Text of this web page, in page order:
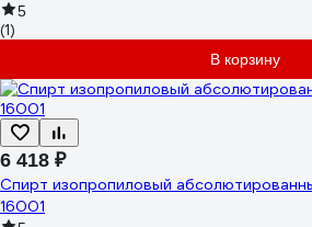
5
(1)
В корзину
6 418 ₽
Спирт изопропиловый
16001